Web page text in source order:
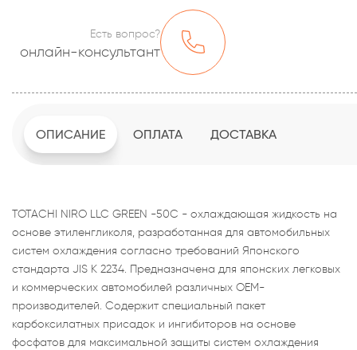
Есть вопрос?
онлайн-консультант
ОПИСАНИЕ ОПЛАТА ДОСТАВКА
TOTACHI NIRO LLC GREEN -50C - охлаждающая жидкость на
основе этиленгликоля, разработанная для автомобильных
систем охлаждения согласно требований Японского
стандарта JIS K 2234. Предназначена для японских легковых
и коммерческих автомобилей различных ОЕМ-
производителей. Содержит специальный пакет
карбоксилатных присадок и ингибиторов на основе
фосфатов для максимальной защиты систем охлаждения